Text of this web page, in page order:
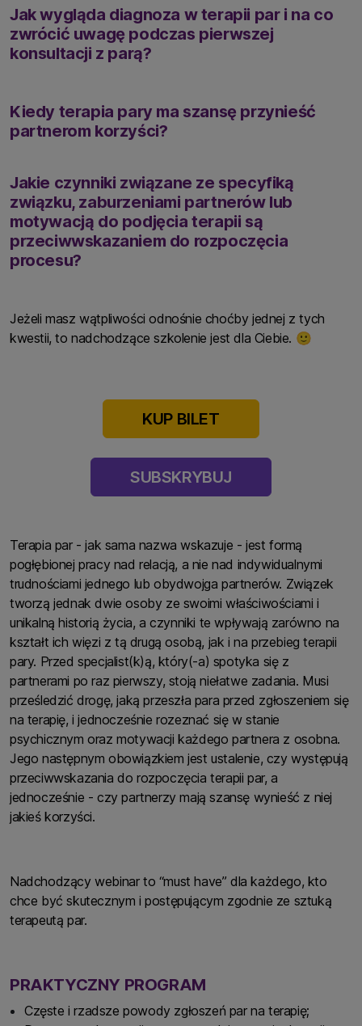
Jak wygląda diagnoza w terapii par i na co
zwrócić uwagę podczas pierwszej
konsultacji z parą?
Kiedy terapia pary ma szansę przynieść
partnerom korzyści?
Jakie czynniki związane ze specyfiką
związku, zaburzeniami partnerów lub
motywacją do podjęcia terapii są
przeciwwskazaniem do rozpoczęcia
procesu?
Jeżeli masz wątpliwości odnośnie choćby jednej z tych
kwestii, to nadchodzące szkolenie jest dla Ciebie. 🙂
KUP BILET
SUBSKRYBUJ
Terapia par - jak sama nazwa wskazuje - jest formą
pogłębionej pracy nad relacją, a nie nad indywidualnymi
trudnościami jednego lub obydwojga partnerów. Związek
tworzą jednak dwie osoby ze swoimi właściwościami i
unikalną historią życia, a czynniki te wpływają zarówno na
kształt ich więzi z tą drugą osobą, jak i na przebieg terapii
pary. Przed specjalist(k)ą, który(-a) spotyka się z
partnerami po raz pierwszy, stoją niełatwe zadania. Musi
prześledzić drogę, jaką przeszła para przed zgłoszeniem się
na terapię, i jednocześnie rozeznać się w stanie
psychicznym oraz motywacji każdego partnera z osobna.
Jego następnym obowiązkiem jest ustalenie, czy występują
przeciwwskazania do rozpoczęcia terapii par, a
jednocześnie - czy partnerzy mają szansę wynieść z niej
jakieś korzyści.
Nadchodzący webinar to “must have” dla każdego, kto
chce być skutecznym i postępującym zgodnie ze sztuką
terapeutą par.
PRAKTYCZNY PROGRAM
Częste i rzadsze powody zgłoszeń par na terapię;